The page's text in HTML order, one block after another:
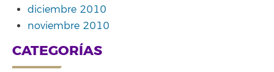
diciembre 2010
noviembre 2010
CATEGORÍAS